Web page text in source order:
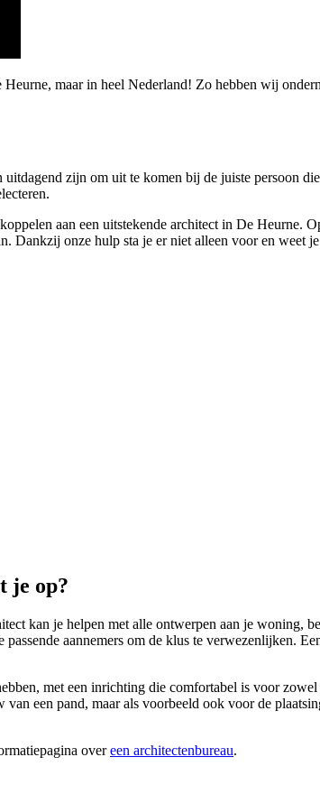
maar in heel Nederland! Zo hebben wij
zijn om uit te komen bij de juiste persoon
aan een uitstekende architect in De Heurne.
onze hulp sta je er niet alleen voor en weet
je op?
kan je helpen met alle ontwerpen aan je woning,
aannemers om de klus te verwezenlijken.
met een inrichting die comfortabel is voor
een pand, maar als voorbeeld ook voor de
overeen architectenbureau.